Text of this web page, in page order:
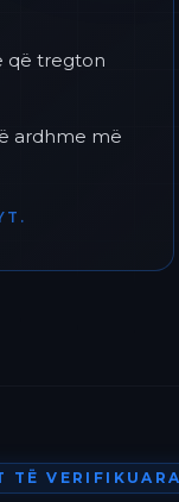
që tregton
ardhme më
TË